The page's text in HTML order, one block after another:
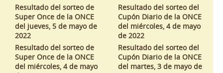
Resultado del sorteo de
Super Once de la ONCE
del jueves, 5 de mayo de
2022
Resultado del sorteo del
Cupón Diario de la ONCE
del miércoles, 4 de mayo
de 2022
Resultado del sorteo de
Super Once de la ONCE
del miércoles, 4 de mayo
Resultado del sorteo del
Cupón Diario de la ONCE
del martes, 3 de mayo de